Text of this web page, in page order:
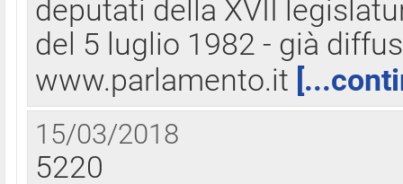
deputati della XVII
del 5 luglio 1982 - già
www.parlamento.it
15/03/2018
5220